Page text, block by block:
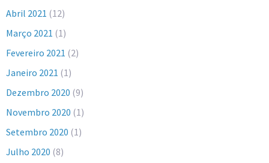
Abril 2021 (12)
Março 2021 (1)
Fevereiro 2021 (2)
Janeiro 2021 (1)
Dezembro 2020 (9)
Novembro 2020 (1)
Setembro 2020 (1)
Julho 2020 (8)